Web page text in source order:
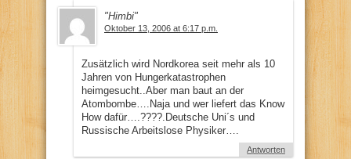
"Himbi"
Oktober 13, 2006 at 6:17 p.m.
Zusätzlich wird Nordkorea seit mehr als 10
Jahren von Hungerkatastrophen
heimgesucht..Aber man baut an der
Atombombe….Naja und wer liefert das Know
How dafür….????.Deutsche Uni´s und
Russische Arbeitslose Physiker….
Antworten